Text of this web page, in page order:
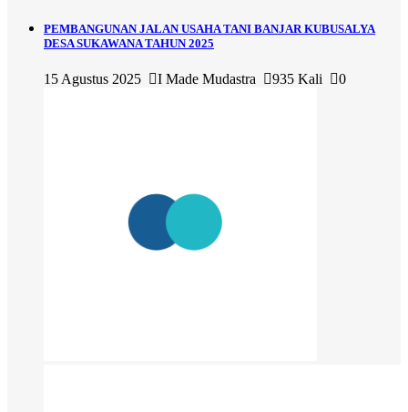
PEMBANGUNAN JALAN USAHA TANI BANJAR KUBUSALYA
DESA SUKAWANA TAHUN 2025
15 Agustus 2025 I Made Mudastra 935 Kali 0